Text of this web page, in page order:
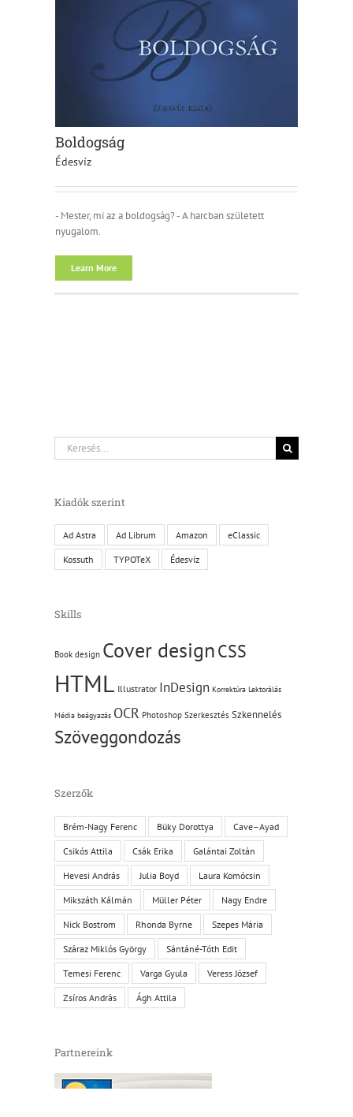
Boldogság
Édesvíz
- Mester, mi az a boldogság? - A harcban született
nyugalom.
Learn More
Keresés...
Kiadók szerint
Ad Astra Ad Librum Amazon eClassic
Kossuth TYPOTeX Édesvíz
Skills
Book design Cover designCSS
HTML Illustrator InDesign Korrektúra Lektorálás
Média beágyazás OCR Photoshop Szerkesztés Szkennelés
Szöveggondozás
Szerzők
Brém-Nagy Ferenc Büky Dorottya Cave–Ayad
Csikós Attila Csák Erika Galántai Zoltán
Hevesi András Julia Boyd Laura Komócsin
Mikszáth Kálmán Müller Péter Nagy Endre
Nick Bostrom Rhonda Byrne Szepes Mária
Száraz Miklós György Sántáné-Tóth Edit
Temesi Ferenc Varga Gyula Veress József
Zsíros András Ágh Attila
Partnereink